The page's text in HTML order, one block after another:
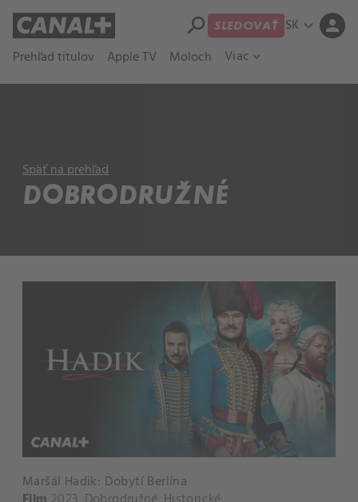
Prehľad titulov Apple TV Moloch Viac expand_more
search SLEDOVAŤ SK expand_more person
Späť na prehľad
DOBRODRUŽNÉ
Maršál Hadik: Dobytí Berlína